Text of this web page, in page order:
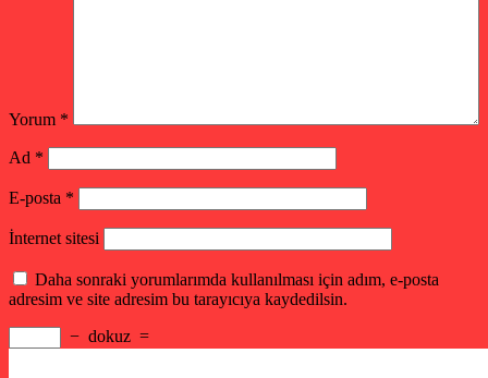
Yorum *
Ad *
E-posta *
İnternet sitesi
Daha sonraki yorumlarımda kullanılması için adım, e-posta
adresim ve site adresim bu tarayıcıya kaydedilsin.
− dokuz =